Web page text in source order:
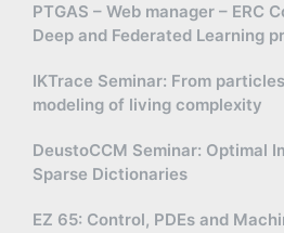
PTGAS – Web manager – ERC
Deep and Federated Learning
IKTrace Seminar: From
modeling of living complexity
DeustoCCM Seminar: Optimal
Sparse Dictionaries
EZ 65: Control, PDEs and